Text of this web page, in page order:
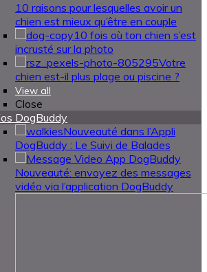
10 raisons pour lesquelles avoir un
chien est mieux qu’être en couple
10 fois où ton chien s’est
incrusté sur la photo
Votre
chien est-il plus plage ou piscine ?
View all
Close
DogBuddy
Nouveauté dans l’Appli
DogBuddy : Le Suivi de Balades
Nouveauté: envoyez des messages
vidéo via l’application DogBuddy